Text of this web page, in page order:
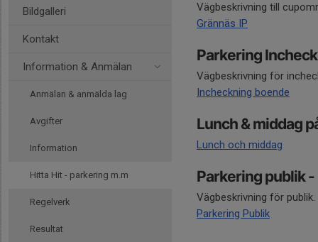
Bildgalleri
Kontakt
Information & Anmälan
Anmälan & anmälda lag
Avgifter
Information
Hitta Hit - parkering m.m
Regelverk
Resultat
Vägbeskrivning till
Grännäs IP
Parkering
Vägbeskrivning för
Incheckning boende
Lunch & middag
Lunch och middag
Parkering publik
Vägbeskrivning för
Parkering Publik